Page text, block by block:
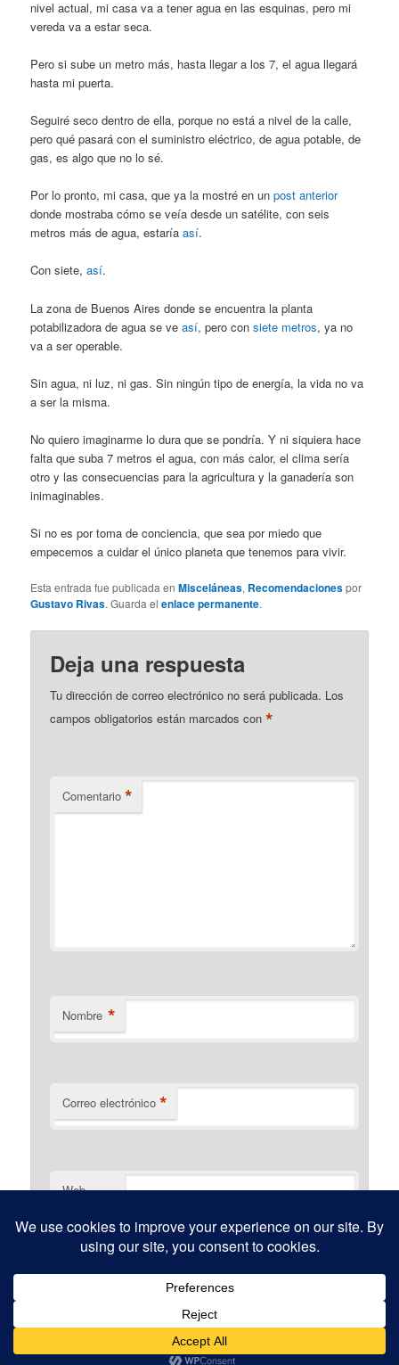
nivel actual, mi casa va a tener agua en las esquinas, pero mi
vereda va a estar seca.
Pero si sube un metro más, hasta llegar a los 7, el agua llegará
hasta mi puerta.
Seguiré seco dentro de ella, porque no está a nivel de la calle,
pero qué pasará con el suministro eléctrico, de agua potable, de
gas, es algo que no lo sé.
Por lo pronto, mi casa, que ya la mostré en unpost anterior
donde mostraba cómo se veía desde un satélite, con seis
metros más de agua, estaríaasí.
Con siete,así.
La zona de Buenos Aires donde se encuentra la planta
potabilizadora de agua se veasí, pero consiete metros, ya no
va a ser operable.
Sin agua, ni luz, ni gas. Sin ningún tipo de energía, la vida no va
a ser la misma.
No quiero imaginarme lo dura que se pondría. Y ni siquiera hace
falta que suba 7 metros el agua, con más calor, el clima sería
otro y las consecuencias para la agricultura y la ganadería son
inimaginables.
Si no es por toma de conciencia, que sea por miedo que
empecemos a cuidar el único planeta que tenemos para vivir.
Esta entrada fue publicada enMisceláneas, Recomendacionespor
Gustavo Rivas. Guarda elenlace permanente.
Deja una respuesta
Tu dirección de correo electrónico no será publicada. Los
campos obligatorios están marcados con*
Comentario *
Nombre *
Correo electrónico *
Web
Funciona gracias a WordPress